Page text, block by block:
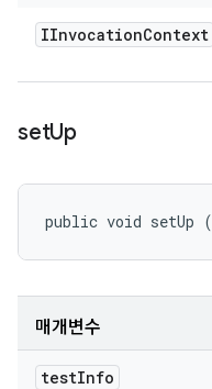
IInvocationContext
setUp
public void setUp (
매개변수
testInfo